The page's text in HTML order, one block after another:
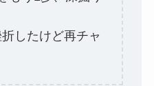
したけど再チャ